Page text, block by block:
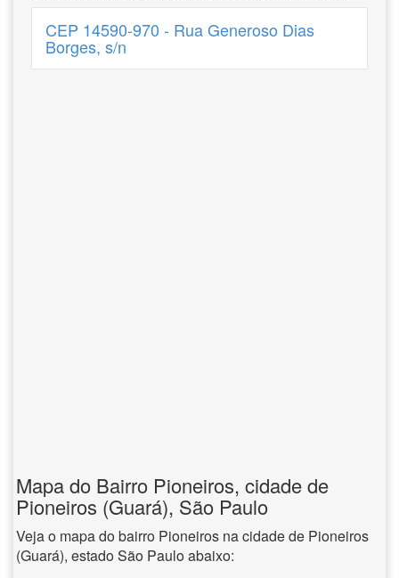
CEP 14590-970 - Rua Generoso Dias
Borges, s/n
Mapa do Bairro Pioneiros, cidade de
Pioneiros (Guará), São Paulo
Veja o mapa do bairro Pioneiros na cidade de Pioneiros
(Guará), estado São Paulo abaixo: